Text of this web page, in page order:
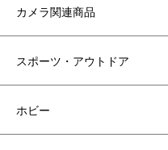
カメラ関連商品
スポーツ・アウトドア
ホビー